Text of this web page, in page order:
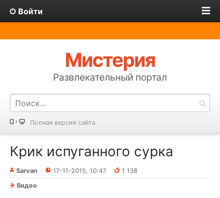
Войти
Мистерия
Развлекательный портал
Полная версия сайта
Крик испуганного сурка
Sarvan 17-11-2015, 10:47
1 138
Видео